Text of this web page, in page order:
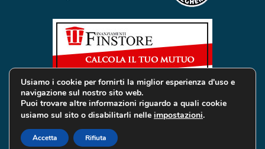
© 2019 Global Services Immobiliari | All rights reserved |
Privacy e Cookie
Usiamo i cookie per fornirti la miglior esperienza d'uso e
navigazione sul nostro sito web.
Puoi trovare altre informazioni riguardo a quali cookie
usiamo sul sito o disabilitarli nelle impostazioni.
Accetta Rifiuta